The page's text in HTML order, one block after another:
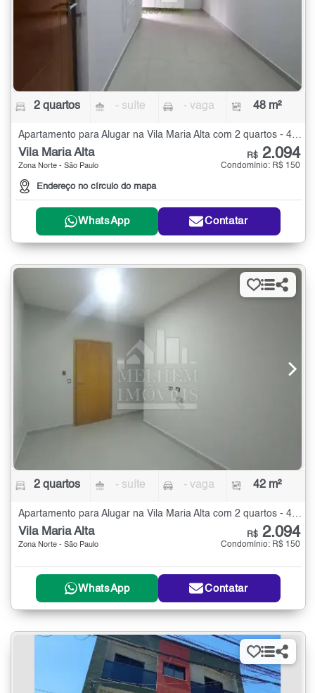
2 quartos - suíte - vaga 48 m²
Vila Maria Alta
Zona Norte - São Paulo
Endereço no círculo do mapa
R$ 2.094
Condomínio: R$ 150
WhatsApp Contatar
2 quartos - suíte - vaga 42 m²
Apartamento para Alugar na Vila Maria Alta com 2 quartos - 42 m²
Vila Maria Alta
Zona Norte - São Paulo
R$ 2.094
Condomínio: R$ 150
WhatsApp Contatar